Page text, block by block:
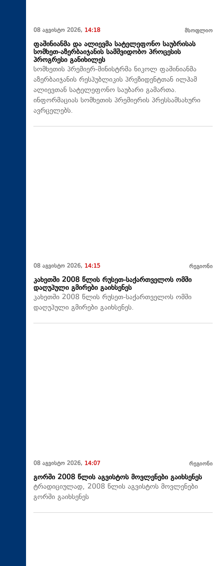
08 აგვისტო 2026, 14:18 მსოფლიო
ფაშინიანმა და ალიევმა სატელეფონო საუბრისას
სომხეთ-აზერბაიჯანის სამშვიდობო პროცესის
პროგრესი განიხილეს
სომხეთის პრემიერ-მინისტრმა ნიკოლ ფაშინიანმა
აზერბაიჯანის რესპუბლიკის პრეზიდენტთან ილჰამ
ალიევთან სატელეფონო საუბარი გამართა.
ინფორმაციას სომხეთის პრემიერის პრესსამსახური
ავრცელებს.
08 აგვისტო 2026, 14:15 რეგიონი
კახეთში 2008 წლის რუსეთ-საქართველოს ომში
დაღუპული გმირები გაიხსენეს
კახეთში 2008 წლის რუსეთ-საქართველოს ომში
დაღუპული გმირები გაიხსენეს.
08 აგვისტო 2026, 14:07 რეგიონი
გორში 2008 წლის აგვისტოს მოვლენები გაიხსენეს
ტრადიციულად, 2008 წლის აგვისტოს მოვლენები
გორში გაიხსენეს